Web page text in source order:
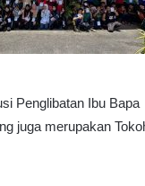
Penglibatan Ibu Bapa
juga merupakan